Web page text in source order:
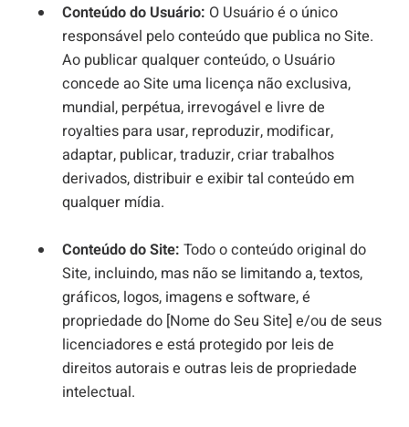
Conteúdo do Usuário: O Usuário é o único
responsável pelo conteúdo que publica no Site.
Ao publicar qualquer conteúdo, o Usuário
concede ao Site uma licença não exclusiva,
mundial, perpétua, irrevogável e livre de
royalties para usar, reproduzir, modificar,
adaptar, publicar, traduzir, criar trabalhos
derivados, distribuir e exibir tal conteúdo em
qualquer mídia.
Conteúdo do Site: Todo o conteúdo original do
Site, incluindo, mas não se limitando a, textos,
gráficos, logos, imagens e software, é
propriedade do [Nome do Seu Site] e/ou de seus
licenciadores e está protegido por leis de
direitos autorais e outras leis de propriedade
intelectual.